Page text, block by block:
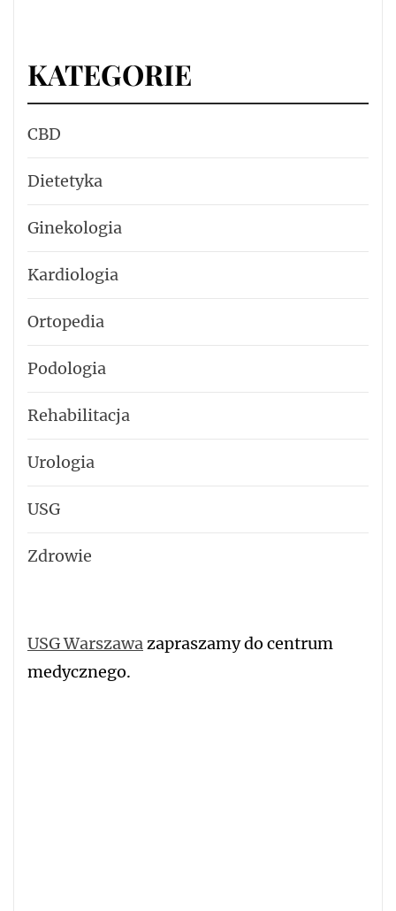
KATEGORIE
CBD
Dietetyka
Ginekologia
Kardiologia
Ortopedia
Podologia
Rehabilitacja
Urologia
USG
Zdrowie
USG Warszawazapraszamy do centrum
medycznego.